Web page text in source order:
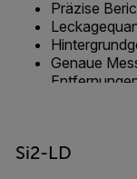
Präzise
Genaue
Si2-LD